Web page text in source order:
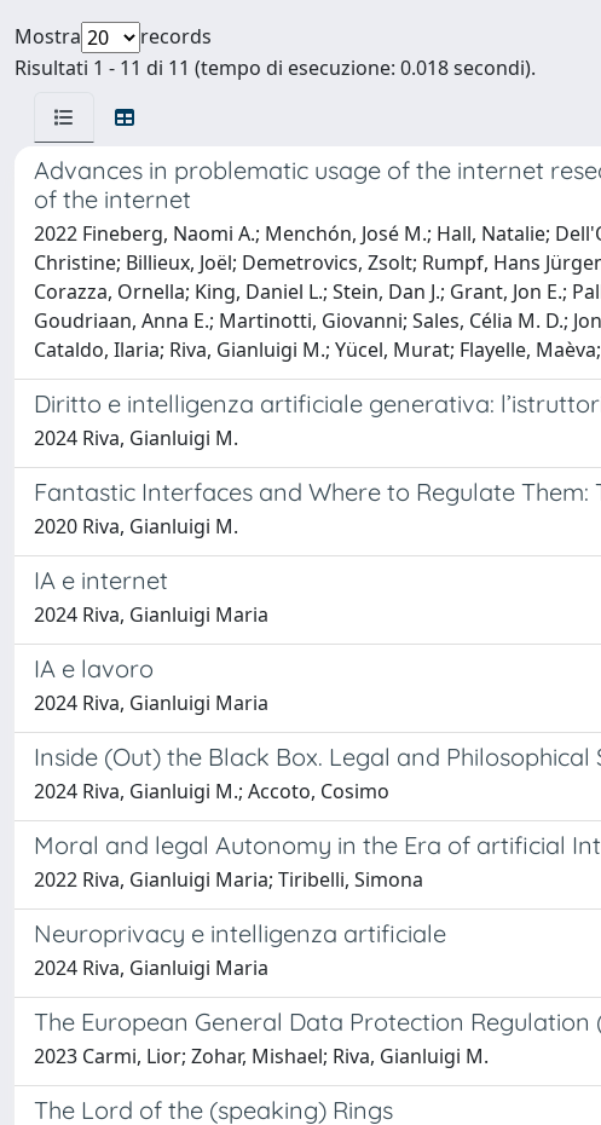
Mostra
records
Risultati 1 - 11 di 11 (tempo di esecuzione: 0.018 secondi).
Advances in problematic usage of the internet
of the internet
2022 Fineberg, Naomi A.; Menchón, José M.; Hall, Natalie;
Christine; Billieux, Joël; Demetrovics, Zsolt; Rumpf, Hans
Corazza, Ornella; King, Daniel L.; Stein, Dan J.; Grant, Jon
Goudriaan, Anna E.; Martinotti, Giovanni; Sales, Célia M. D.;
Cataldo, Ilaria; Riva, Gianluigi M.; Yücel, Murat; Flayelle,
Diritto e intelligenza artificiale generativa:
2024 Riva, Gianluigi M.
Fantastic Interfaces and Where to Regulate
2020 Riva, Gianluigi M.
IA e internet
2024 Riva, Gianluigi Maria
IA e lavoro
2024 Riva, Gianluigi Maria
Inside (Out) the Black Box. Legal and
2024 Riva, Gianluigi M.; Accoto, Cosimo
Moral and legal Autonomy in the Era of artificial
2022 Riva, Gianluigi Maria; Tiribelli, Simona
Neuroprivacy e intelligenza artificiale
2024 Riva, Gianluigi Maria
The European General Data Protection
2023 Carmi, Lior; Zohar, Mishael; Riva, Gianluigi M.
The Lord of the (speaking) Rings